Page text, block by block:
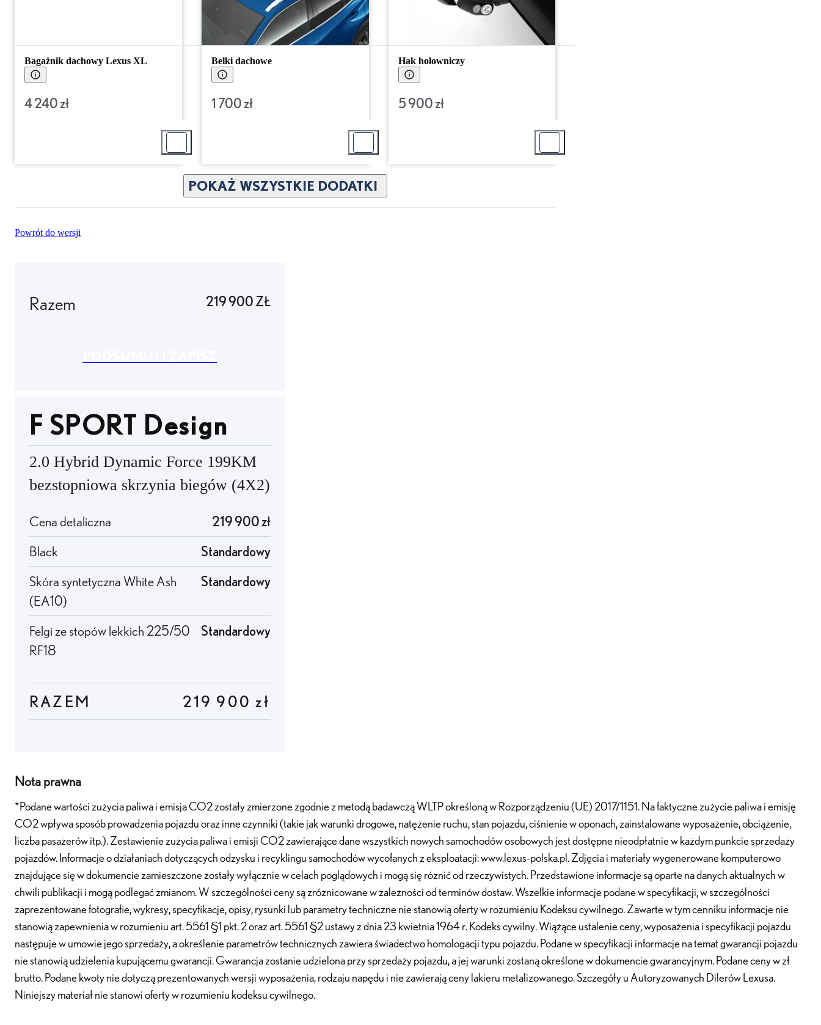
Bagażnik dachowy Lexus XL
4 240 zł
Belki dachowe
1 700 zł
Hak holowniczy
5 900 zł
POKAŻ WSZYSTKIE DODATKI
Powrót do wersji
Razem 219 900 ZŁ
F SPORT Design
2.0 Hybrid Dynamic Force 199KM
bezstopniowa skrzynia biegów (4X2)
Cena detaliczna
219 900 zł
Black
Standardowy
Skóra syntetyczna White Ash
(EA10)
Standardowy
Felgi ze stopów lekkich 225/50
RF18
Standardowy
RAZEM 219 900 zł
Nota prawna
*Podane wartości zużycia paliwa i emisja CO2 zostały zmierzone zgodnie z metodą badawczą WLTP określoną w Rozporządzeniu (UE) 2017/1151. Na faktyczne zużycie paliwa i emisję
CO2 wpływa sposób prowadzenia pojazdu oraz inne czynniki (takie jak warunki drogowe, natężenie ruchu, stan pojazdu, ciśnienie w oponach, zainstalowane wyposażenie, obciążenie,
liczba pasażerów itp.). Zestawienie zużycia paliwa i emisji CO2 zawierające dane wszystkich nowych samochodów osobowych jest dostępne nieodpłatnie w każdym punkcie sprzedaży
pojazdów. Informacje o działaniach dotyczących odzysku i recyklingu samochodów wycofanych z eksploatacji: www.lexus-polska.pl. Zdjęcia i materiały wygenerowane komputerowo
znajdujące się w dokumencie zamieszczone zostały wyłącznie w celach poglądowych i mogą się różnić od rzeczywistych. Przedstawione informacje są oparte na danych aktualnych w
chwili publikacji i mogą podlegać zmianom. W szczególności ceny są zróżnicowane w zależności od terminów dostaw. Wszelkie informacje podane w specyfikacji, w szczególności
zaprezentowane fotografie, wykresy, specyfikacje, opisy, rysunki lub parametry techniczne nie stanowią oferty w rozumieniu Kodeksu cywilnego. Zawarte w tym cenniku informacje nie
stanowią zapewnienia w rozumieniu art. 5561 §1 pkt. 2 oraz art. 5561 §2 ustawy z dnia 23 kwietnia 1964 r. Kodeks cywilny. Wiążące ustalenie ceny, wyposażenia i specyfikacji pojazdu
następuje w umowie jego sprzedaży, a określenie parametrów technicznych zawiera świadectwo homologacji typu pojazdu. Podane w specyfikacji informacje na temat gwarancji pojazdu
nie stanowią udzielenia kupującemu gwarancji. Gwarancja zostanie udzielona przy sprzedaży pojazdu, a jej warunki zostaną określone w dokumencie gwarancyjnym. Podane ceny w zł
brutto. Podane kwoty nie dotyczą prezentowanych wersji wyposażenia, rodzaju napędu i nie zawierają ceny lakieru metalizowanego. Szczegóły u Autoryzowanych Dilerów Lexusa.
Niniejszy materiał nie stanowi oferty w rozumieniu kodeksu cywilnego.